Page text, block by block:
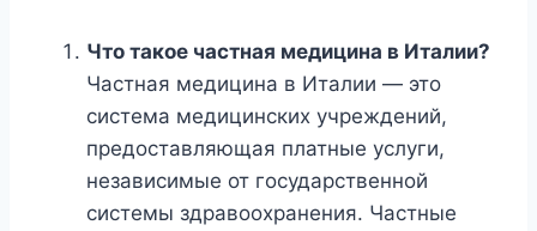
Что такое частная медицина в Италии?
Частная медицина в Италии — это
система медицинских учреждений,
предоставляющая платные услуги,
независимые от государственной
системы здравоохранения. Частные